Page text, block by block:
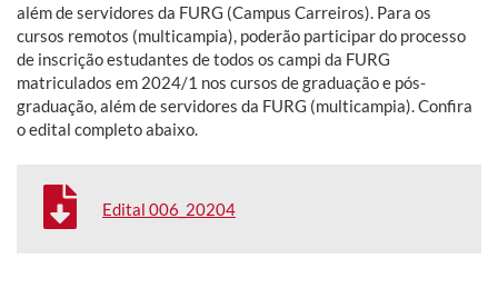
além de servidores da FURG (Campus Carreiros). Para os
cursos remotos (multicampia), poderão participar do processo
de inscrição estudantes de todos os campi da FURG
matriculados em 2024/1 nos cursos de graduação e pós-
graduação, além de servidores da FURG (multicampia). Confira
o edital completo abaixo.
Edital 006_20204